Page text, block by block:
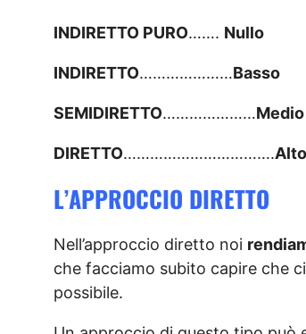
INDIRETTO PURO……. Nullo
INDIRETTO…………………Basso
SEMIDIRETTO…………………Medio
DIRETTO…………………………….Alto
L’APPROCCIO DIRETTO
Nell’approccio diretto noi
che facciamo subito capire che
possibile.